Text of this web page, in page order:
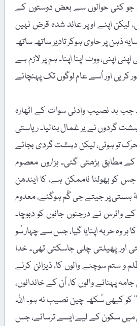
کئی حوالوں سے بعض دوستوں کے
اپنے اوپر عائد شدہ قرض نہیں
ذہن پر حاوی ہوکر تادیر ساتھ ساتھ
اپنی، ووٹ اپنا اپنا۔ ہم پر لازم ہے
کریں اور اُسے عام لوگوں تک پہنچانے
2009ء کی۔ جب بد نصیب وادئی سوات کے اٹھارہ
گردوں نے یر غمال بنالیا۔ ریاستی
تو ہوئی، لیکن دہشت گردی بجائے
مطابق بڑھتی گئی۔ ہزاروں معصوم
کو بھولنا ناممکن ہے، کا ایندھن
ہستی پر جیتے جی گُم ہوگئے، معدوم
وائرس نے درجنوں جانوں کو دبوچا۔
ہر وہ حربہ اپنایا گیا، جس سے چہار سُو
اور پھیلتی چلی جاسکتی تھی۔ خدا
ستم سوچنے والوں کا، ڈیزائن کرنے
پہنانے والوں کا، اُن کے خاندانوں،
کو کبھی سُکھ چین نصیب نہ ہو۔ اللہ
میں سکون کے لیے ایسے ترسائے، جس